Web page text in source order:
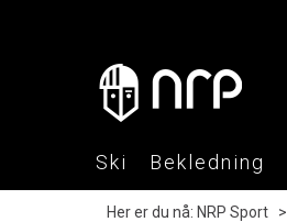
Ski Bekledning
Her er du nå: NRP Sport >